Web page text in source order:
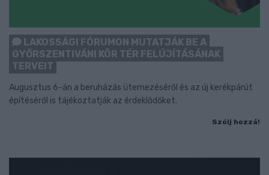
LAKOSSÁGI FÓRUMON MUTATJÁK BE A
GYŐRSZENTIVÁNI KÖR TÉR FELÚJÍTÁSÁNAK
TERVEIT
Augusztus 6-án a beruházás ütemezéséről és az új kerékpárút
építéséről is tájékoztatják az érdeklődőket.
Szólj hozzá!